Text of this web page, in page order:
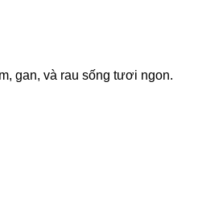
gan, và rau sống tươi ngon.